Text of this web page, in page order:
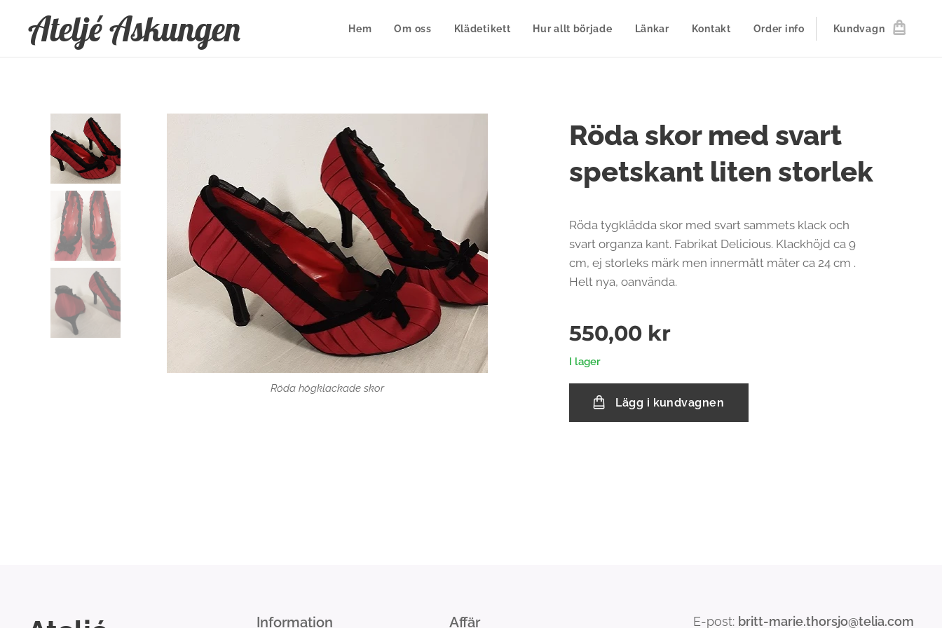
Ateljé Askungen Hem Om oss Klädetikett Hur allt började Länkar Kontakt Order info Kundvagn
Röda skor med svart
spetskant liten storlek
Röda högklackade skor
Röda tygklädda skor med svart sammets klack och
svart organza kant. Fabrikat Delicious. Klackhöjd ca 9
cm, ej storleks märk men innermått mäter ca 24 cm .
Helt nya, oanvända.
550,00 kr
I lager
Lägg i kundvagnen
Information Affär E-post: britt-marie.thorsjo@telia.com